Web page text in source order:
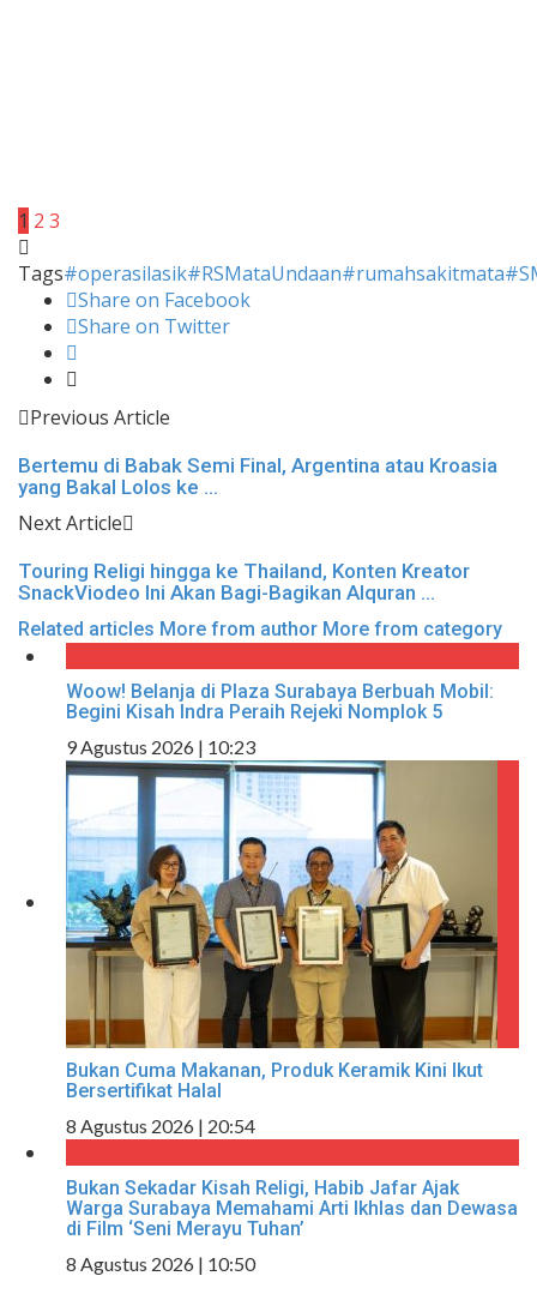
1 2 3
Tags#operasilasik#RSMataUndaan#rumahsakitmata
Share on Facebook
Share on Twitter
Previous Article
Bertemu di Babak Semi Final, Argentina atau Kroasia
yang Bakal Lolos ke ...
Next Article
Touring Religi hingga ke Thailand, Konten Kreator
SnackViodeo Ini Akan Bagi-Bagikan Alquran ...
Related articles More from author More from category
Woow! Belanja di Plaza Surabaya Berbuah Mobil:
Begini Kisah Indra Peraih Rejeki Nomplok 5
9 Agustus 2026 | 10:23
Bukan Cuma Makanan, Produk Keramik Kini Ikut
Bersertifikat Halal
8 Agustus 2026 | 20:54
Bukan Sekadar Kisah Religi, Habib Jafar Ajak
Warga Surabaya Memahami Arti Ikhlas dan Dewasa
di Film ‘Seni Merayu Tuhan’
8 Agustus 2026 | 10:50